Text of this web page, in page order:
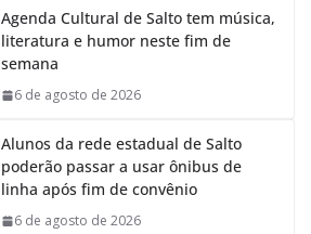
Agenda Cultural de Salto tem música,
literatura e humor neste fim de
semana
6 de agosto de 2026
Alunos da rede estadual de Salto
poderão passar a usar ônibus de
linha após fim de convênio
6 de agosto de 2026